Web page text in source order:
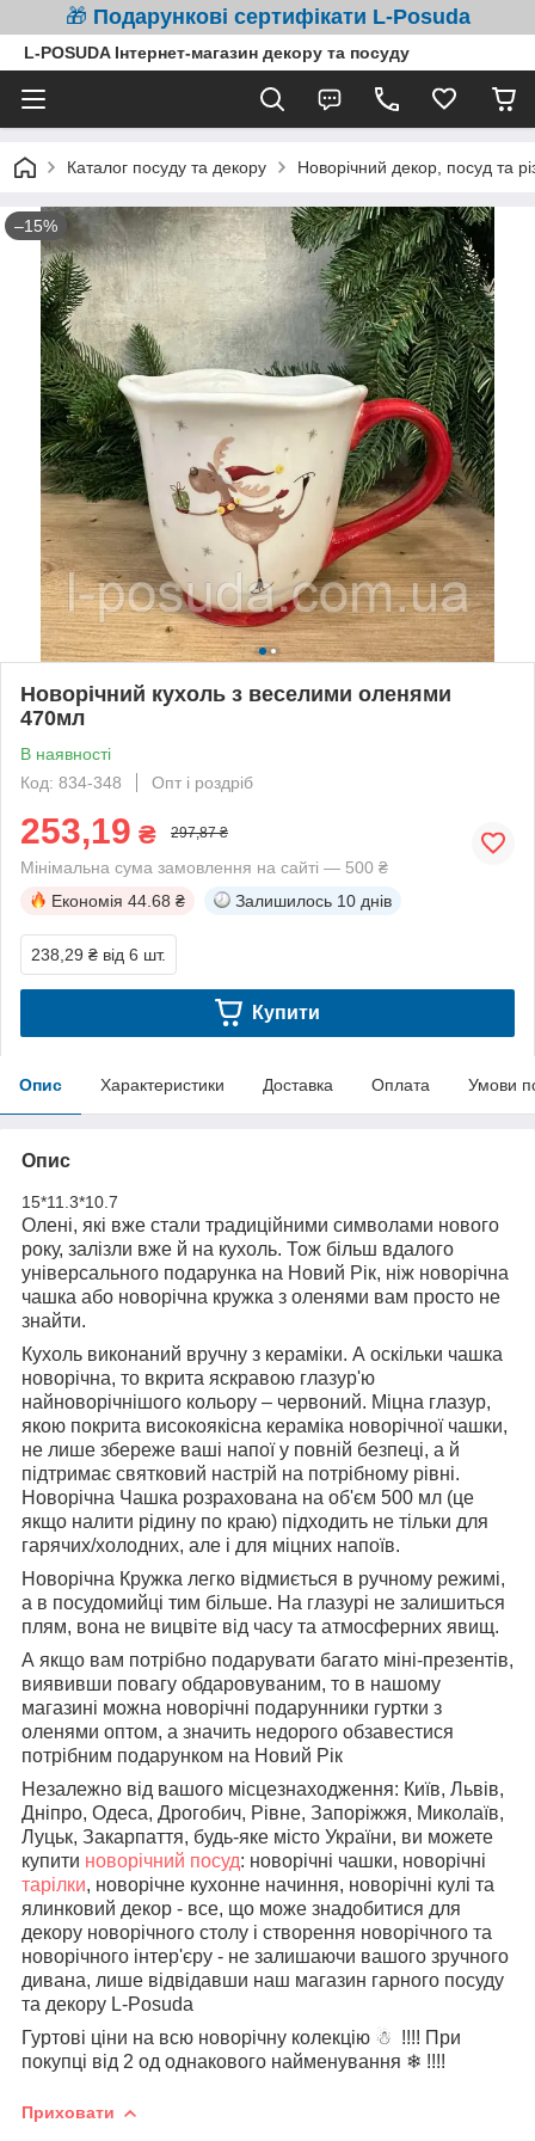
🎁 Подарункові сертифікати L-Posuda
L-POSUDA Інтернет-магазин декору та посуду
Каталог посуду та декору Новорічний декор, посуд та
–15%
Новорічний кухоль з веселими оленями
470мл
В наявності
Код: 834-348
Опт і роздріб
253,19 ₴ 297,87 ₴
Мінімальна сума замовлення на сайті — 500 ₴
Економія 44.68 ₴ Залишилось 10 днів
238,29 ₴ від 6 шт.
Купити
Опис Характеристики Доставка Оплата Умови
Опис
15*11.3*10.7
Олені, які вже стали традиційними символами нового
року, залізли вже й на кухоль. Тож більш вдалого
універсального подарунка на Новий Рік, ніж новорічна
чашка або новорічна кружка з оленями вам просто не
знайти.
Кухоль виконаний вручну з кераміки. А оскільки чашка
новорічна, то вкрита яскравою глазур'ю
найноворічнішого кольору – червоний. Міцна глазур,
якою покрита високоякісна кераміка новорічної чашки,
не лише збереже ваші напої у повній безпеці, а й
підтримає святковий настрій на потрібному рівні.
Новорічна Чашка розрахована на об'єм 500 мл (це
якщо налити рідину по краю) підходить не тільки для
гарячих/холодних, але і для міцних напоїв.
Новорічна Кружка легко відмиється в ручному режимі,
а в посудомийці тим більше. На глазурі не залишиться
плям, вона не вицвіте від часу та атмосферних явищ.
А якщо вам потрібно подарувати багато міні-презентів,
виявивши повагу обдаровуваним, то в нашому
магазині можна новорічні подарунники гуртки з
оленями оптом, а значить недорого обзавестися
потрібним подарунком на Новий Рік
Незалежно від вашого місцезнаходження: Київ, Львів,
Дніпро, Одеса, Дрогобич, Рівне, Запоріжжя, Миколаїв,
Луцьк, Закарпаття, будь-яке місто України, ви можете
купити новорічний посуд: новорічні чашки, новорічні
тарілки, новорічне кухонне начиння, новорічні кулі та
ялинковий декор - все, що може знадобитися для
декору новорічного столу і створення новорічного та
новорічного інтер'єру - не залишаючи вашого зручного
дивана, лише відвідавши наш магазин гарного посуду
та декору L-Posuda
Гуртові ціни на всю новорічну колекцію ☃ !!!! При
покупці від 2 од однакового найменування ❄ !!!!
Приховати